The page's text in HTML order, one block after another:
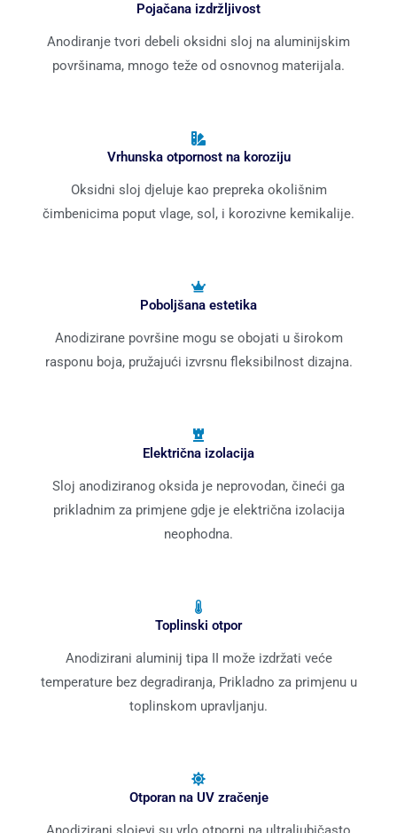
Pojačana izdržljivost
Anodiranje tvori debeli oksidni sloj na aluminijskim
površinama, mnogo teže od osnovnog materijala.
Vrhunska otpornost na koroziju
Oksidni sloj djeluje kao prepreka okolišnim
čimbenicima poput vlage, sol, i korozivne kemikalije.
Poboljšana estetika
Anodizirane površine mogu se obojati u širokom
rasponu boja, pružajući izvrsnu fleksibilnost dizajna.
Električna izolacija
Sloj anodiziranog oksida je neprovodan, čineći ga
prikladnim za primjene gdje je električna izolacija
neophodna.
Toplinski otpor
Anodizirani aluminij tipa II može izdržati veće
temperature bez degradiranja, Prikladno za primjenu u
toplinskom upravljanju.
Otporan na UV zračenje